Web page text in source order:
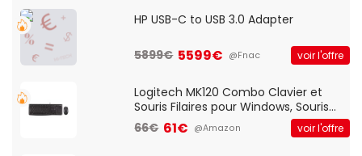
HP USB-C to USB 3.0 Adapter
5899€ 5599€ @Fnac voir l'offre
Logitech MK120 Combo Clavier et
Souris Filaires pour Windows, Souris
Optique Filaire, Connexion USB Plug
And Play, Confortable, Taille
66€ 61€ @Amazon voir l'offre